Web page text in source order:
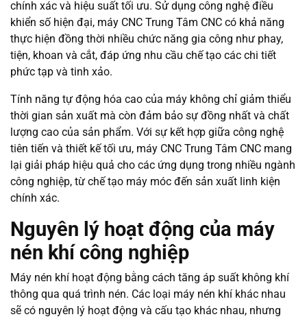
chính xác và hiệu suất tối ưu. Sử dụng công nghệ điều
khiển số hiện đại, máy CNC Trung Tâm CNC có khả năng
thực hiện đồng thời nhiều chức năng gia công như phay,
tiện, khoan và cắt, đáp ứng nhu cầu chế tạo các chi tiết
phức tạp và tinh xảo.
Tính năng tự động hóa cao của máy không chỉ giảm thiểu
thời gian sản xuất mà còn đảm bảo sự đồng nhất và chất
lượng cao của sản phẩm. Với sự kết hợp giữa công nghệ
tiên tiến và thiết kế tối ưu, máy CNC Trung Tâm CNC mang
lại giải pháp hiệu quả cho các ứng dụng trong nhiều ngành
công nghiệp, từ chế tạo máy móc đến sản xuất linh kiện
chính xác.
Nguyên lý hoạt động của máy
nén khí công nghiệp
Máy nén khí hoạt động bằng cách tăng áp suất không khí
thông qua quá trình nén. Các loại máy nén khí khác nhau
sẽ có nguyên lý hoạt động và cấu tạo khác nhau, nhưng